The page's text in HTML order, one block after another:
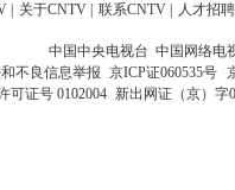
关于CNTV 联系CNTV 人才招聘
中国中央电视台 中国网络电
不良信息举报 京ICP证060535号
可证号 0102004 新出网证（京）